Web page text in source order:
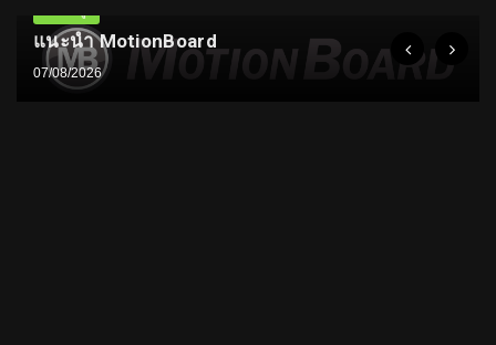
แนะนำ MotionBoard
07/08/2026